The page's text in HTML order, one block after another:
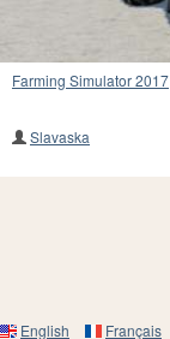
Farming Simulator 2017
Slavaska
English Français